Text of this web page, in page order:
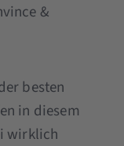
&
besten
in diesem
wirklich